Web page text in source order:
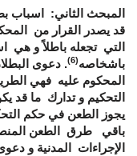
المبحث الثاني: اسباب
قد يصدر القرار من
التي تجعله باطلاً و هي
باشخاصه(6)
. دعوى
المحكوم عليه فهي
التحكيم و تدارك ما
يجوز الطعن في حكم
باقي طرق الطعن
الإجراءات المدنية و